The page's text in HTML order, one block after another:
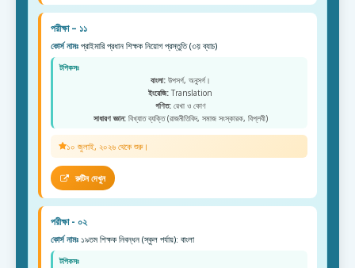
পরীক্ষা – ১১
কোর্স নামঃ প্রাইমারি প্রধান শিক্ষক নিয়োগ প্রস্তুতি (৩য় ব্যাচ)
টপিকসঃ
বাংলা:উপসর্গ, অনুসর্গ।
ইংরেজি: Translation
গণিত:রেখা ও কোণ
সাধারণ জ্ঞান:বিখ্যাত ব্যক্তি (রাজনীতিবিদ, সমাজ সংস্কারক, বিপ্লবী)
১০ জুলাই, ২০২৬ থেকে শুরু।
রুটিন দেখুন
পরীক্ষা - ০২
কোর্স নামঃ ১৯তম শিক্ষক নিবন্ধন (স্কুল পর্যায়): বাংলা
টপিকসঃ